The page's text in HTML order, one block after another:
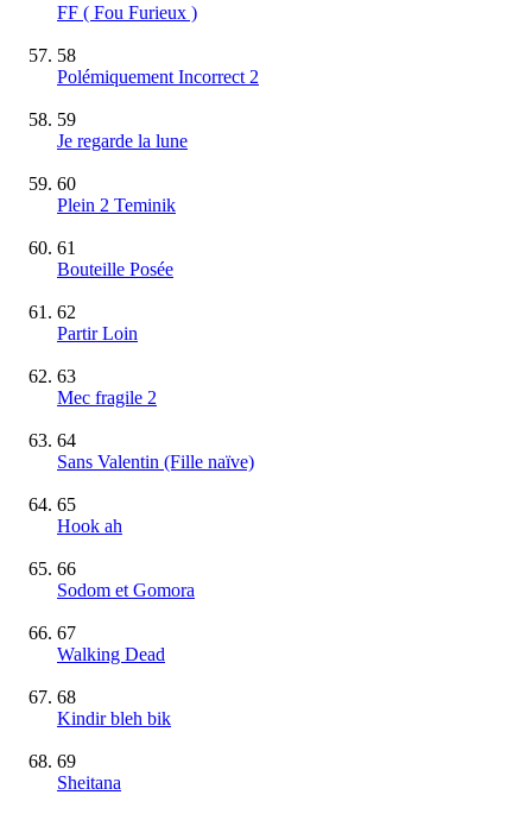
FF ( Fou Furieux )
58
Polémiquement Incorrect 2
59
Je regarde la lune
60
Plein 2 Teminik
61
Bouteille Posée
62
Partir Loin
63
Mec fragile 2
64
Sans Valentin (Fille naïve)
65
Hook ah
66
Sodom et Gomora
67
Walking Dead
68
Kindir bleh bik
69
Sheitana